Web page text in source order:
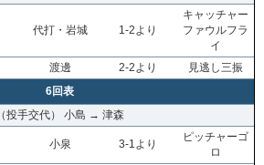
代打・岩城 1-2より
キャッチャー
ファウルフラ
イ
渡邊 2-2より
見逃し三振
6回表
（投手交代） 小島 → 津森
小泉 3-1より
ピッチャーゴ
ロ